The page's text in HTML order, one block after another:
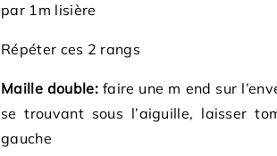
par 1m lisière
Répéter ces 2 rangs
Maille double: faire une m end sur
se trouvant sous l’aiguille, laisser
gauche